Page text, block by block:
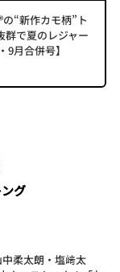
の“新作カモ柄”ト
群で夏のレジャー
月合併号】
グ
中柔太朗・塩﨑太